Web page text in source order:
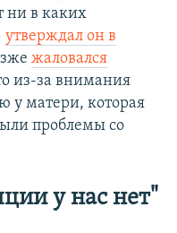
ни в каких
утверждал он в
жаловался
из-за внимания
у матери, которая
проблемы со
у нас нет"